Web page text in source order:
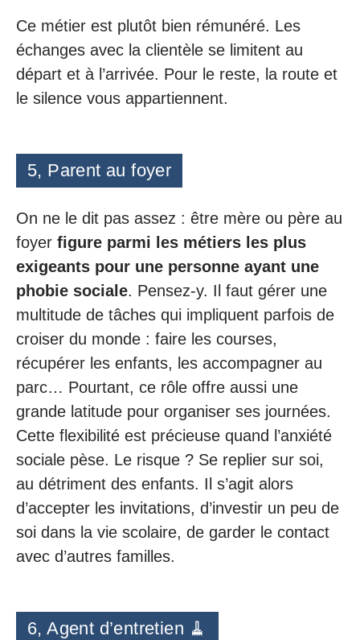
Ce métier est plutôt bien rémunéré. Les
échanges avec la clientèle se limitent au
départ et à l’arrivée. Pour le reste, la route et
le silence vous appartiennent.
5, Parent au foyer
On ne le dit pas assez : être mère ou père au
foyer figure parmi les métiers les plus
exigeants pour une personne ayant une
phobie sociale. Pensez-y. Il faut gérer une
multitude de tâches qui impliquent parfois de
croiser du monde : faire les courses,
récupérer les enfants, les accompagner au
parc… Pourtant, ce rôle offre aussi une
grande latitude pour organiser ses journées.
Cette flexibilité est précieuse quand l’anxiété
sociale pèse. Le risque ? Se replier sur soi,
au détriment des enfants. Il s’agit alors
d’accepter les invitations, d’investir un peu de
soi dans la vie scolaire, de garder le contact
avec d’autres familles.
6, Agent d’entretien 🧹